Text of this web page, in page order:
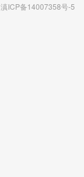
滇ICP备14007358号-5